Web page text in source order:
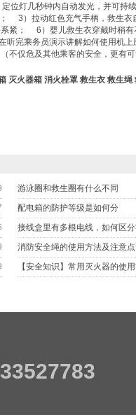
位灯几秒钟内自动发光，并可
3）拉动红色充气手柄， 救生衣
系紧； 6）婴儿救生衣穿戴时稍
听完乘务员演示讲解如何使用机
不仅危及其他乘客的安全，更有可
灭火器箱 消火栓罩 救生衣 救生绳
游泳圈和救生圈有什么不同
配电箱的防护等级是如何分
接线盒里有多根电线，如何区
消防安全绳的使用方法及注意
【安全知识】常用灭火器的使